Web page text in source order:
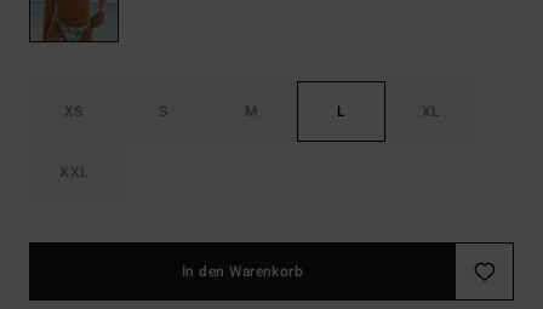
XS S M L XL
XXL
In den Warenkorb